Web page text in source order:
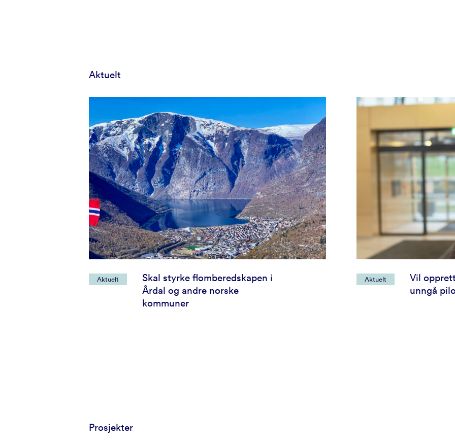
Aktuelt
Aktuelt
Skal styrke flomberedskapen i
Årdal og andre norske
kommuner
Aktuelt
Vil
unngå
Prosjekter